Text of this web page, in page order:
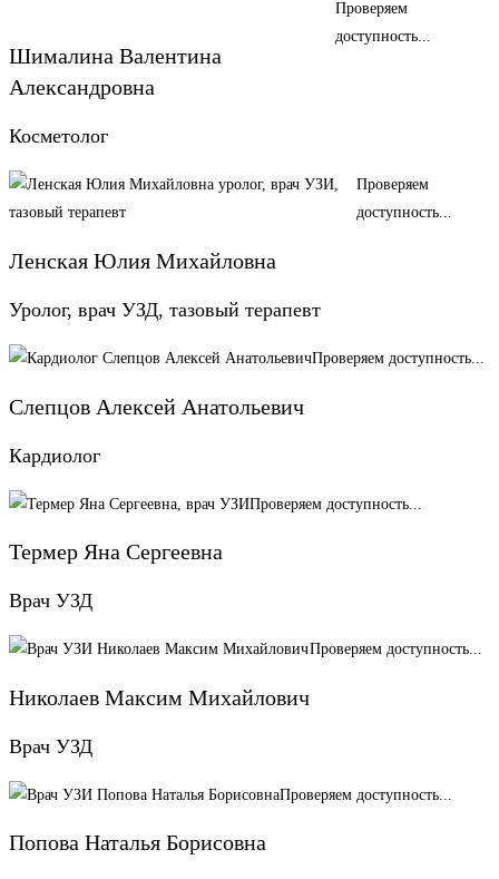
Шималина Валентина
Александровна
Косметолог
Проверяем
доступность...
Ленская Юлия Михайловна
Уролог, врач УЗД, тазовый терапевт
Проверяем
доступность...
Слепцов Алексей Анатольевич
Кардиолог
Проверяем доступность...
Термер Яна Сергеевна
Врач УЗД
Проверяем доступность...
Николаев Максим Михайлович
Врач УЗД
Проверяем доступность...
Попова Наталья Борисовна
Проверяем доступность...